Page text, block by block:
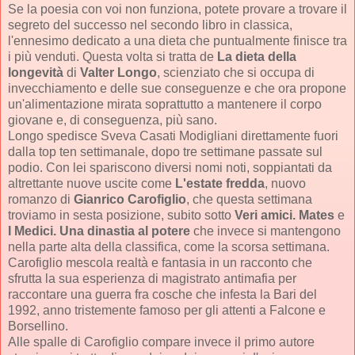
Se la poesia con voi non funziona, potete provare a trovare il
segreto del successo nel secondo libro in classica,
l'ennesimo dedicato a una dieta che puntualmente finisce tra
i più venduti. Questa volta si tratta de La dieta della
longevità di Valter Longo, scienziato che si occupa di
invecchiamento e delle sue conseguenze e che ora propone
un'alimentazione mirata soprattutto a mantenere il corpo
giovane e, di conseguenza, più sano.
Longo spedisce Sveva Casati Modigliani direttamente fuori
dalla top ten settimanale, dopo tre settimane passate sul
podio. Con lei spariscono diversi nomi noti, soppiantati da
altrettante nuove uscite come L'estate fredda, nuovo
romanzo di Gianrico Carofiglio, che questa settimana
troviamo in sesta posizione, subito sotto Veri amici. Mates e
I Medici. Una dinastia al potere che invece si mantengono
nella parte alta della classifica, come la scorsa settimana.
Carofiglio mescola realtà e fantasia in un racconto che
sfrutta la sua esperienza di magistrato antimafia per
raccontare una guerra fra cosche che infesta la Bari del
1992, anno tristemente famoso per gli attenti a Falcone e
Borsellino.
Alle spalle di Carofiglio compare invece il primo autore